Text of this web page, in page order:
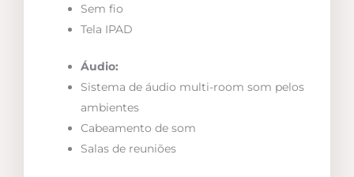
Sem fio
Tela IPAD
Áudio:
Sistema de áudio multi-room som pelos
ambientes
Cabeamento de som
Salas de reuniões